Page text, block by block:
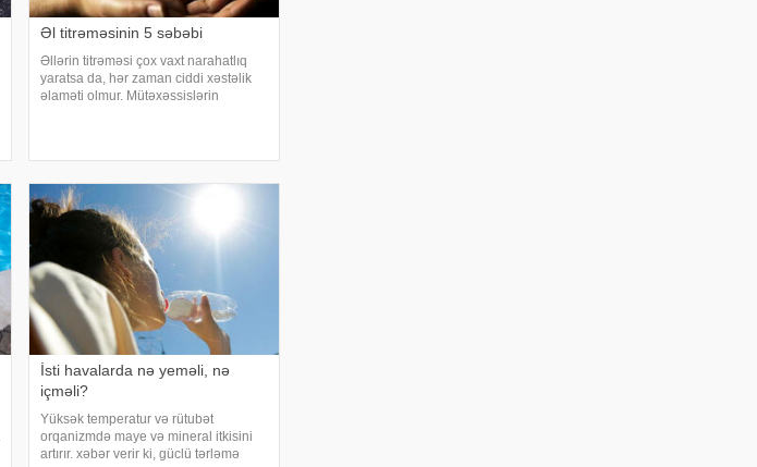
Əl titrəməsinin 5 səbəbi
Əllərin titrəməsi çox vaxt narahatlıq
yaratsa da, hər zaman ciddi xəstəlik
əlaməti olmur. Mütəxəssislərin
mətbuatın
İsti havalarda nə yeməli, nə
içməli?
Yüksək temperatur və rütubət
orqanizmdə maye və mineral itkisini
artırır. xəbər verir ki, güclü tərləmə